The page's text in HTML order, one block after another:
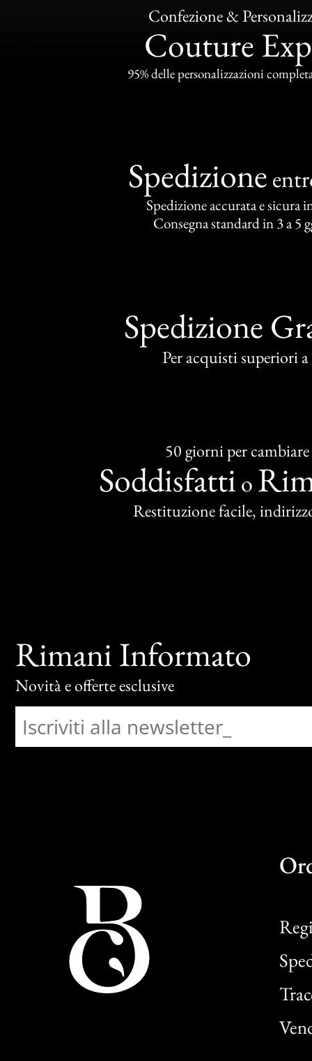
Confezione &
Couture
95% delle personalizzazioni
Spedizione
Spedizione accurata e sicura
Consegna standard in 3 a 5
Spedizione
Per acquisti superiori
50 giorni per cambiare
Soddisfatti o
Restituzione facile,
Rimani Informato
Novità e offerte esclusive